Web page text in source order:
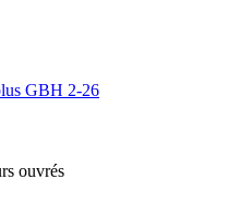
GBH 2-26
ouvrés